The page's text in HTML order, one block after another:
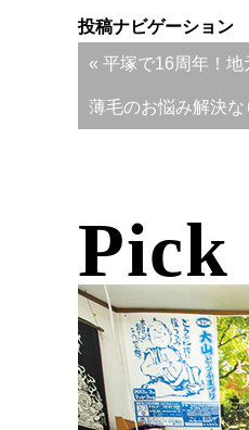
投稿ナビゲーション
« 平塚で16周年！地
薄毛のお悩み解決
Pick